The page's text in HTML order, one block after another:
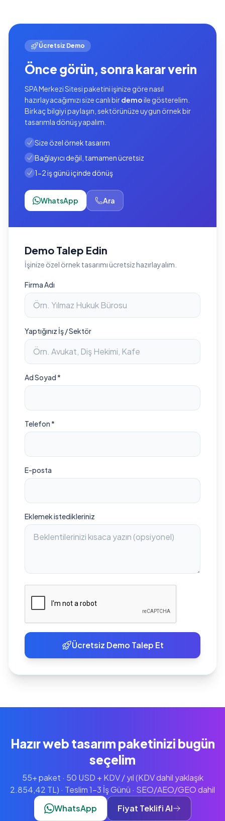
Ücretsiz Demo
Önce görün, sonra karar verin
SPA Merkezi Sitesi paketini işinize göre nasıl
hazırlayacağımızı size canlı birdemoile gösterelim.
Birkaç bilgiyi paylaşın, sektörünüze uygun örnek bir
tasarımla dönüş yapalım.
Size özel örnek tasarım
Bağlayıcı değil, tamamen ücretsiz
1-2 iş günü içinde dönüş
WhatsApp Ara
Demo Talep Edin
İşinize özel örnek tasarımı ücretsiz hazırlayalım.
Firma Adı
Yaptığınız İş / Sektör
Ad Soyad *
Telefon *
E-posta
Eklemek istedikleriniz
Ücretsiz Demo Talep Et
Hazır web tasarım paketinizi bugün
seçelim
55+ paket · 50 USD + KDV / yıl (KDV dahil yaklaşık
2.854,42 TL) · Teslim 1-3 İş Günü · SEO/AEO/GEO dahil
WhatsApp
Fiyat Teklifi Al